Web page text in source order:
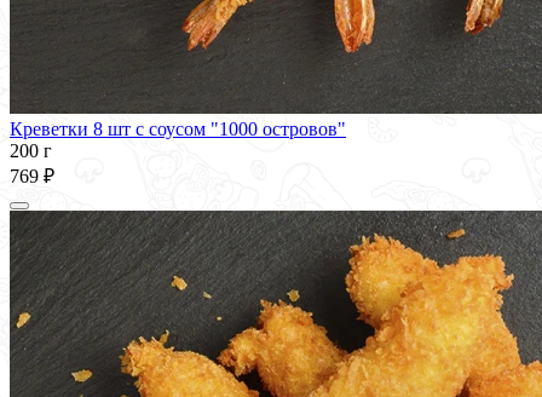
Креветки 8 шт с соусом "1000 островов"
200 г
769 ₽